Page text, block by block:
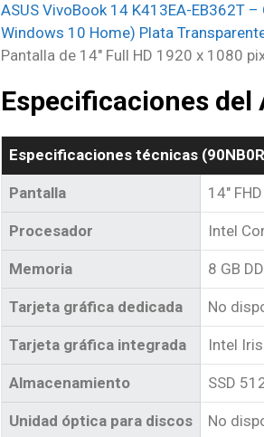
ASUS VivoBook 14 K413EA-EB362T
Windows 10 Home) Plata
Pantalla de 14″ Full HD 1920 x 1080
Especificaciones del
Especificaciones técnicas
Pantalla 14″
Procesador Intel
Memoria 8 GB
Tarjeta gráfica dedicada No
Tarjeta gráfica integrada Intel
Almacenamiento SSD
Unidad óptica para discos No